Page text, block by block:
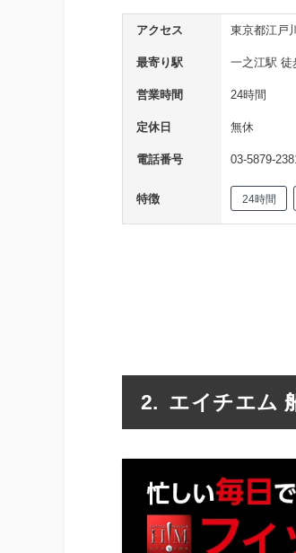
アクセス 東京都江戸
最寄り駅 一之江駅 徒
営業時間 24時間
定休日 無休
電話番号 03-5879-
特徴 24時間
エイチエム